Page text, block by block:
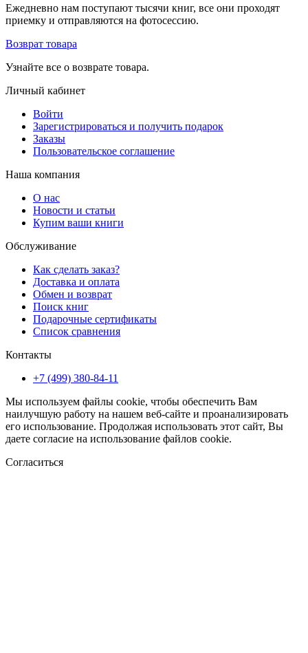
Ежедневно нам поступают тысячи книг, все они проходят
приемку и отправляются на фотосессию.
Возврат товара
Узнайте все о возврате товара.
Личный кабинет
Войти
Зарегистрироваться и получить подарок
Заказы
Пользовательское соглашение
Наша компания
О нас
Новости и статьи
Купим ваши книги
Обслуживание
Как сделать заказ?
Доставка и оплата
Обмен и возврат
Поиск книг
Подарочные сертификаты
Список сравнения
Контакты
+7 (499) 380-84-11
Мы используем файлы cookie, чтобы обеспечить Вам
наилучшую работу на нашем веб-сайте и проанализировать
его использование. Продолжая использовать этот сайт, Вы
даете согласие на использование файлов cookie.
Согласиться